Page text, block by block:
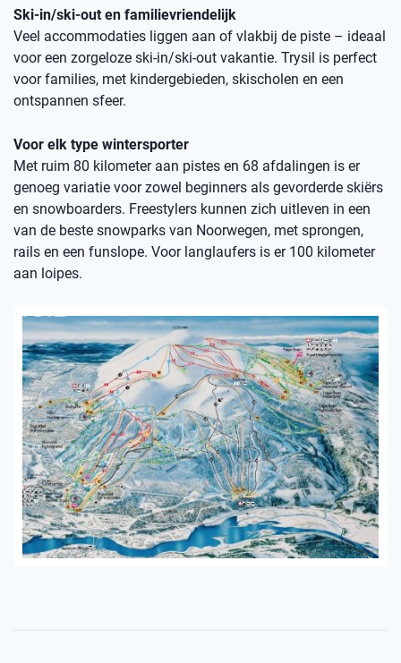
Ski-in/ski-out en familievriendelijk
Veel accommodaties liggen aan of vlakbij de piste – ideaal
voor een zorgeloze ski-in/ski-out vakantie. Trysil is perfect
voor families, met kindergebieden, skischolen en een
ontspannen sfeer.
Voor elk type wintersporter
Met ruim 80 kilometer aan pistes en 68 afdalingen is er
genoeg variatie voor zowel beginners als gevorderde skiërs
en snowboarders. Freestylers kunnen zich uitleven in een
van de beste snowparks van Noorwegen, met sprongen,
rails en een funslope. Voor langlaufers is er 100 kilometer
aan loipes.